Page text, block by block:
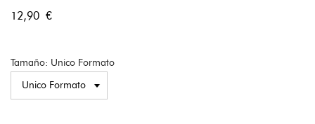
12,90 €
Tamaño: Unico Formato